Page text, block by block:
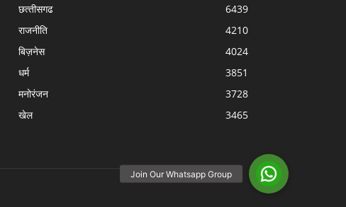
छत्‍तीसगढ
6439
राजनीति
4210
बिज़नेस
4024
धर्म
3851
मनोरंजन
3728
खेल
3465